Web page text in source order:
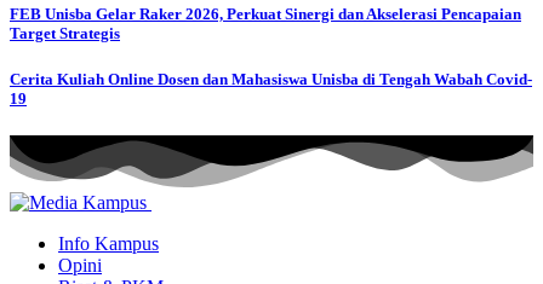
FEB Unisba Gelar Raker 2026, Perkuat Sinergi dan Akselerasi Pencapaian
Target Strategis
Cerita Kuliah Online Dosen dan Mahasiswa Unisba di Tengah Wabah Covid-
19
Info Kampus
Opini